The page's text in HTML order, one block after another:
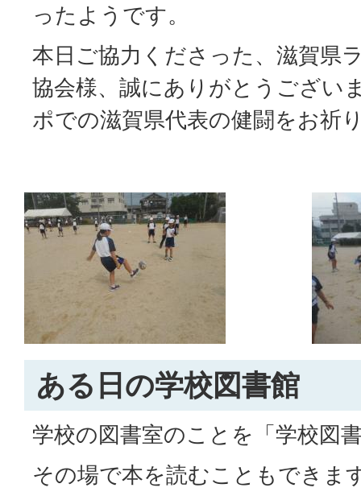
ったようです。
本日ご協力くださった、滋賀県
協会様、誠にありがとうござい
ポでの滋賀県代表の健闘をお祈
ある日の学校図書館
学校の図書室のことを「学校図
その場で本を読むこともできま